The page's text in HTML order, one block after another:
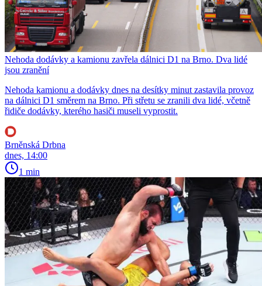
Nehoda dodávky a kamionu zavřela dálnici D1 na Brno. Dva lidé
jsou zranění
Nehoda kamionu a dodávky dnes na desítky minut zastavila provoz
na dálnici D1 směrem na Brno. Při střetu se zranili dva lidé, včetně
řidiče dodávky, kterého hasiči museli vyprostit.
Brněnská Drbna
dnes, 14:00
1 min